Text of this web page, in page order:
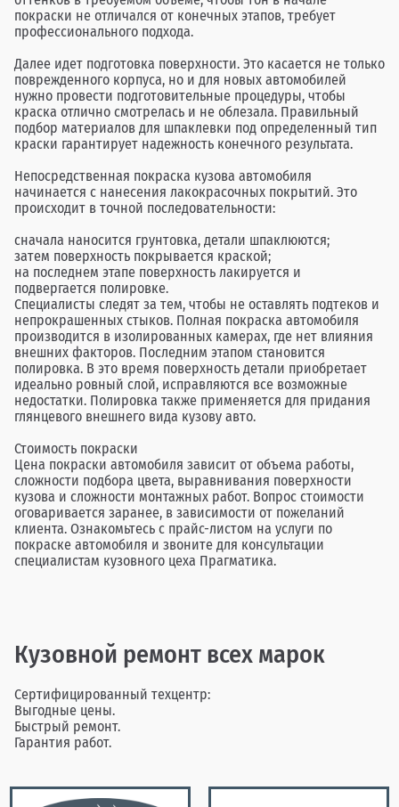
покраски не отличался от конечных этапов, требует
профессионального подхода.
Далее идет подготовка поверхности. Это касается не только
поврежденного корпуса, но и для новых автомобилей
нужно провести подготовительные процедуры, чтобы
краска отлично смотрелась и не облезала. Правильный
подбор материалов для шпаклевки под определенный тип
краски гарантирует надежность конечного результата.
Непосредственная покраска кузова автомобиля
начинается с нанесения лакокрасочных покрытий. Это
происходит в точной последовательности:
сначала наносится грунтовка, детали шпаклюются;
затем поверхность покрывается краской;
на последнем этапе поверхность лакируется и
подвергается полировке.
Специалисты следят за тем, чтобы не оставлять подтеков и
непрокрашенных стыков. Полная покраска автомобиля
производится в изолированных камерах, где нет влияния
внешних факторов. Последним этапом становится
полировка. В это время поверхность детали приобретает
идеально ровный слой, исправляются все возможные
недостатки. Полировка также применяется для придания
глянцевого внешнего вида кузову авто.
Стоимость покраски
Цена покраски автомобиля зависит от объема работы,
сложности подбора цвета, выравнивания поверхности
кузова и сложности монтажных работ. Вопрос стоимости
оговаривается заранее, в зависимости от пожеланий
клиента. Ознакомьтесь с прайс-листом на услуги по
покраске автомобиля и звоните для консультации
специалистам кузовного цеха Прагматика.
Кузовной ремонт всех марок
Сертифицированный техцентр:
Выгодные цены.
Быстрый ремонт.
Гарантия работ.